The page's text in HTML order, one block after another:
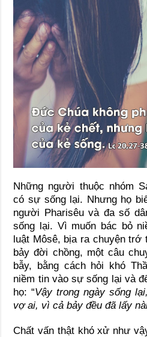
Những người thuộc nhóm
có sự sống lại. Nhưng họ
người Pharisêu và đa số
sống lại. Vì muốn bác bỏ
luật Môsê, bịa ra chuyện
bảy đời chồng, một câu
bẫy, bằng cách hỏi khó
niềm tin vào sự sống lại và
họ: “Vậy trong ngày sống
vợ ai, vì cả bảy đều đã lấy
Chất vấn thật khó xử như